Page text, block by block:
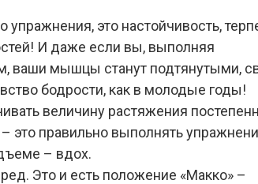
упражнения, это настойчивость,
И даже если вы, выполняя
ваши мышцы станут подтянутыми,
бодрости, как в молодые годы!
величину растяжения
это правильно выполнять
– вдох.
Это и есть положение «Макко» –